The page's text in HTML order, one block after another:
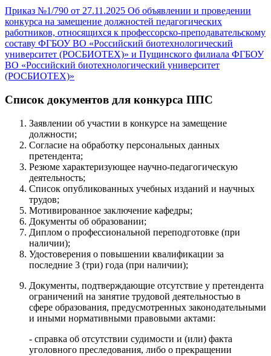
Приказ №1/790 от 27.11.2025 Об объявлении и проведении
конкурса на замещение должностей педагогических
работников, относящихся к профессорско-преподавательскому
составу ФГБОУ ВО «Российский биотехнологический
университет (РОСБИОТЕХ)» и Пущинского филиала ФГБОУ
ВО «Российский биотехнологический университет
(РОСБИОТЕХ)»
Список документов для конкурса ППС
Заявлении об участии в конкурсе на замещение
должности;
Согласие на обработку персональных данных
претендента;
Резюме характеризующее научно-педагогическую
деятельность;
Список опубликованных учебных изданий и научных
трудов;
Мотивированное заключение кафедры;
Документы об образовании;
Диплом о профессиональной переподготовке (при
наличии);
Удостоверения о повышении квалификации за
последние 3 (три) года (при наличии);
Документы, подтверждающие отсутствие у претендента
ограничений на занятие трудовой деятельностью в
сфере образования, предусмотренных законодательными
и иными нормативными правовыми актами:
- справка об отсутствии судимости и (или) факта
уголовного преследования, либо о прекращении